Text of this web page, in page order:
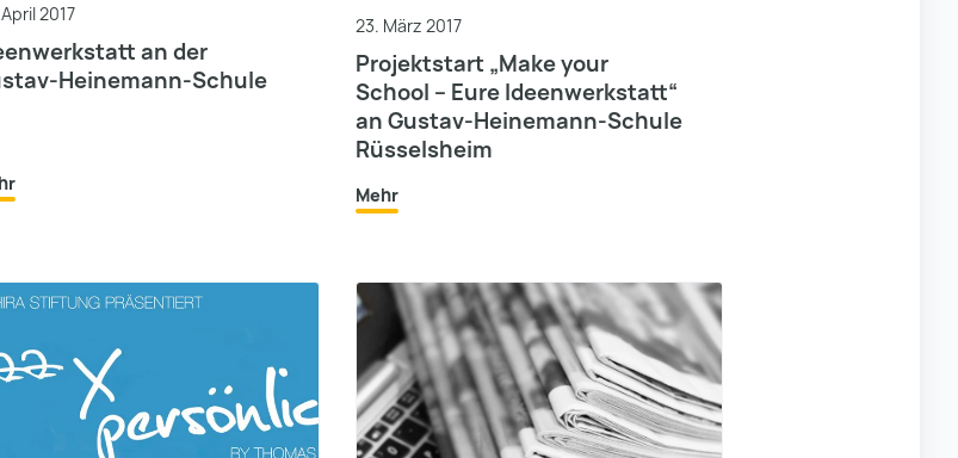
2017
an der
Heinemann-Schule
23. März 2017
Projektstart „Make your
School – Eure Ideenwerkstatt“
an Gustav-Heinemann-Schule
Rüsselsheim
Mehr